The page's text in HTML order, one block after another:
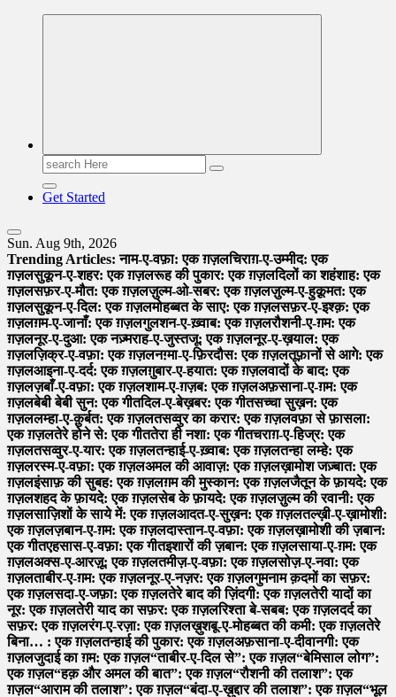
Search
for:
Get Started
Sun. Aug 9th, 2026
Trending Articles: नाम-ए-वफ़ा: एक ग़ज़लचिराग़-ए-उम्मीद: एक
ग़ज़लसुकून-ए-शहर: एक ग़ज़लरूह की पुकार: एक ग़ज़लदिलों का शहंशाह: एक
ग़ज़लसफ़र-ए-मौत: एक ग़ज़लज़ुल्म-ओ-सबर: एक ग़ज़लज़ुल्म-ए-हुक़ूमत: एक
ग़ज़लसुकून-ए-दिल: एक ग़ज़लमोहब्बत के साए: एक ग़ज़लसफ़र-ए-इश्क़: एक
ग़ज़लग़म-ए-जानाँ: एक ग़ज़लगुलशन-ए-ख़्वाब: एक ग़ज़लरौशनी-ए-ग़म: एक
ग़ज़लनूर-ए-दुआ: एक नज़्मराह-ए-जुस्तजू: एक ग़ज़लनूर-ए-ख़याल: एक
ग़ज़लज़िक्र-ए-वफ़ा: एक ग़ज़लनग़्मा-ए-फ़िरदौस: एक ग़ज़लतूफ़ानों से आगे: एक
ग़ज़लआइना-ए-दर्द: एक ग़ज़लग़ुबार-ए-हयात: एक ग़ज़लवादों के बाद: एक
ग़ज़लज़बाँ-ए-वफ़ा: एक ग़ज़लशाम-ए-ग़ज़ब: एक ग़ज़लअफ़साना-ए-ग़म: एक
ग़ज़लबेबी बेबी सुन: एक गीतदिल-ए-बेख़बर: एक गीतसच्चा सुख़न: एक
ग़ज़ललम्हा-ए-क़ुर्बत: एक ग़ज़लतसव्वुर का करार: एक ग़ज़लवफ़ा से फ़ासला:
एक ग़ज़लतेरे होने से: एक गीततेरा ही नशा: एक गीतचराग़-ए-हिज्र: एक
ग़ज़लतसव्वुर-ए-यार: एक ग़ज़लतन्हाई-ए-ख़्वाब: एक ग़ज़लतन्हा लम्हे: एक
ग़ज़लरस्म-ए-वफ़ा: एक ग़ज़लअमल की आवाज़: एक ग़ज़लख़ामोश जज़्बात: एक
ग़ज़लइंसाफ़ की सुबह: एक ग़ज़लग़म की मुस्कान: एक ग़ज़लजैतून के फ़ायदे: एक
ग़ज़लशहद के फ़ायदे: एक ग़ज़लसेब के फ़ायदे: एक ग़ज़लज़ुल्म की रवानी: एक
ग़ज़लसाज़िशों के साये में: एक ग़ज़लआदत-ए-सुख़न: एक ग़ज़लतल्ख़ी-ए-ख़ामोशी:
एक ग़ज़लज़बान-ए-ग़म: एक ग़ज़लदास्तान-ए-वफ़ा: एक ग़ज़लख़ामोशी की ज़बान:
एक गीतएहसास-ए-वफ़ा: एक गीतइशारों की ज़बान: एक ग़ज़लसाया-ए-ग़म: एक
ग़ज़लअक्स-ए-आरज़ू: एक ग़ज़लतमीज़-ए-वफ़ा: एक ग़ज़लसोज़-ए-नवा: एक
ग़ज़लताबीर-ए-ग़म: एक ग़ज़लनूर-ए-नज़र: एक ग़ज़लगुमनाम क़दमों का सफ़र:
एक ग़ज़लसदा-ए-जफ़ा: एक ग़ज़लतेरे बाद की ज़िंदगी: एक ग़ज़लतेरी यादों का
नूर: एक ग़ज़लतेरी याद का सफ़र: एक ग़ज़लरिश्ता बे-सबब: एक ग़ज़लदर्द का
सफ़र: एक ग़ज़लरंग-ए-रज़ा: एक ग़ज़लख़ुशबू-ए-मोहब्बत की कमी: एक ग़ज़लतेरे
बिना… : एक ग़ज़लतन्हाई की पुकार: एक ग़ज़लअफ़साना-ए-दीवानगी: एक
ग़ज़लजुदाई का ग़म: एक ग़ज़ल“ताबीर-ए-दिल से”: एक ग़ज़ल“बेमिसाल लोग”:
एक ग़ज़ल“हक़ और अमल की बात”: एक ग़ज़ल“रौशनी की तलाश”: एक
ग़ज़ल“आराम की तलाश”: एक ग़ज़ल“बंदा-ए-ख़ुद्दार की तलाश”: एक ग़ज़ल“भूल